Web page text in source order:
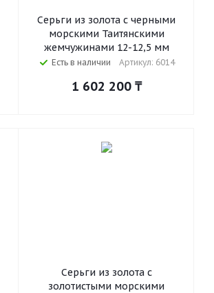
Серьги из золота с черными
морскими Таитянскими
жемчужинами 12-12,5 мм
Есть в наличии Артикул: 6014
1 602 200₸
Серьги из золота с
золотистыми морскими